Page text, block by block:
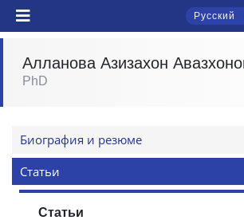
Русский
Алланова Азизахон
PhD
Биография и резюме
Статьи
Статьи
Здравствуйте! Добро пожаловать в чат
приёмной комиссии ТГЮУ.
Оставляйте здесь свои обращения по
вопросам приёма.